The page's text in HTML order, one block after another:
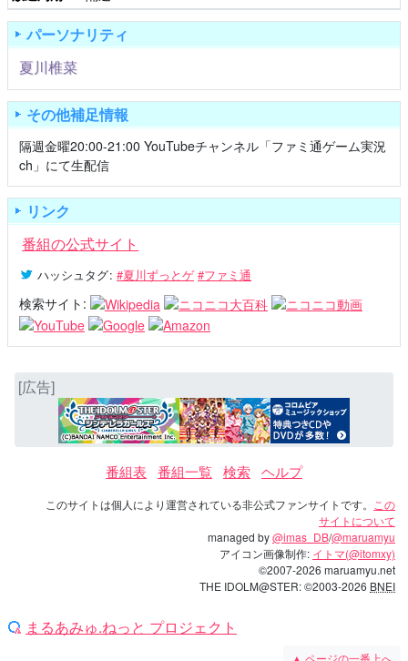
パーソナリティ
夏川椎菜
その他補足情報
隔週金曜20:00-21:00 YouTubeチャンネル「ファミ通ゲーム実況
ch」にて生配信
リンク
番組の公式サイト
ハッシュタグ: #夏川ずっとゲ #ファミ通
検索サイト:
[広告]
番組表 番組一覧 検索 ヘルプ
このサイトは個人により運営されている非公式ファンサイトです。
この
サイトについて
managed by@imas_DB/@maruamyu
アイコン画像制作: イトマ(@itomxy)
©2007-2026 maruamyu.net
THE IDOLM@STER: ©2003-2026 BNEI
まるあみゅ.ねっと プロジェクト
▲ ページの一番上へ